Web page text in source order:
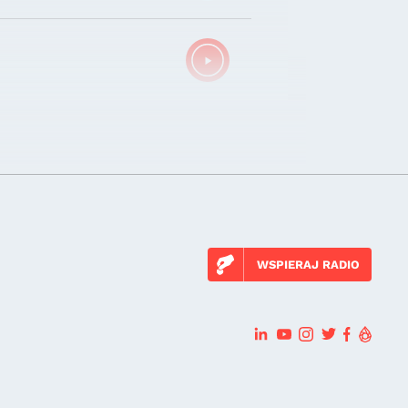
WSPIERAJ RADIO